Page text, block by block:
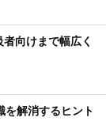
者向けまで幅広く
を解消するヒント